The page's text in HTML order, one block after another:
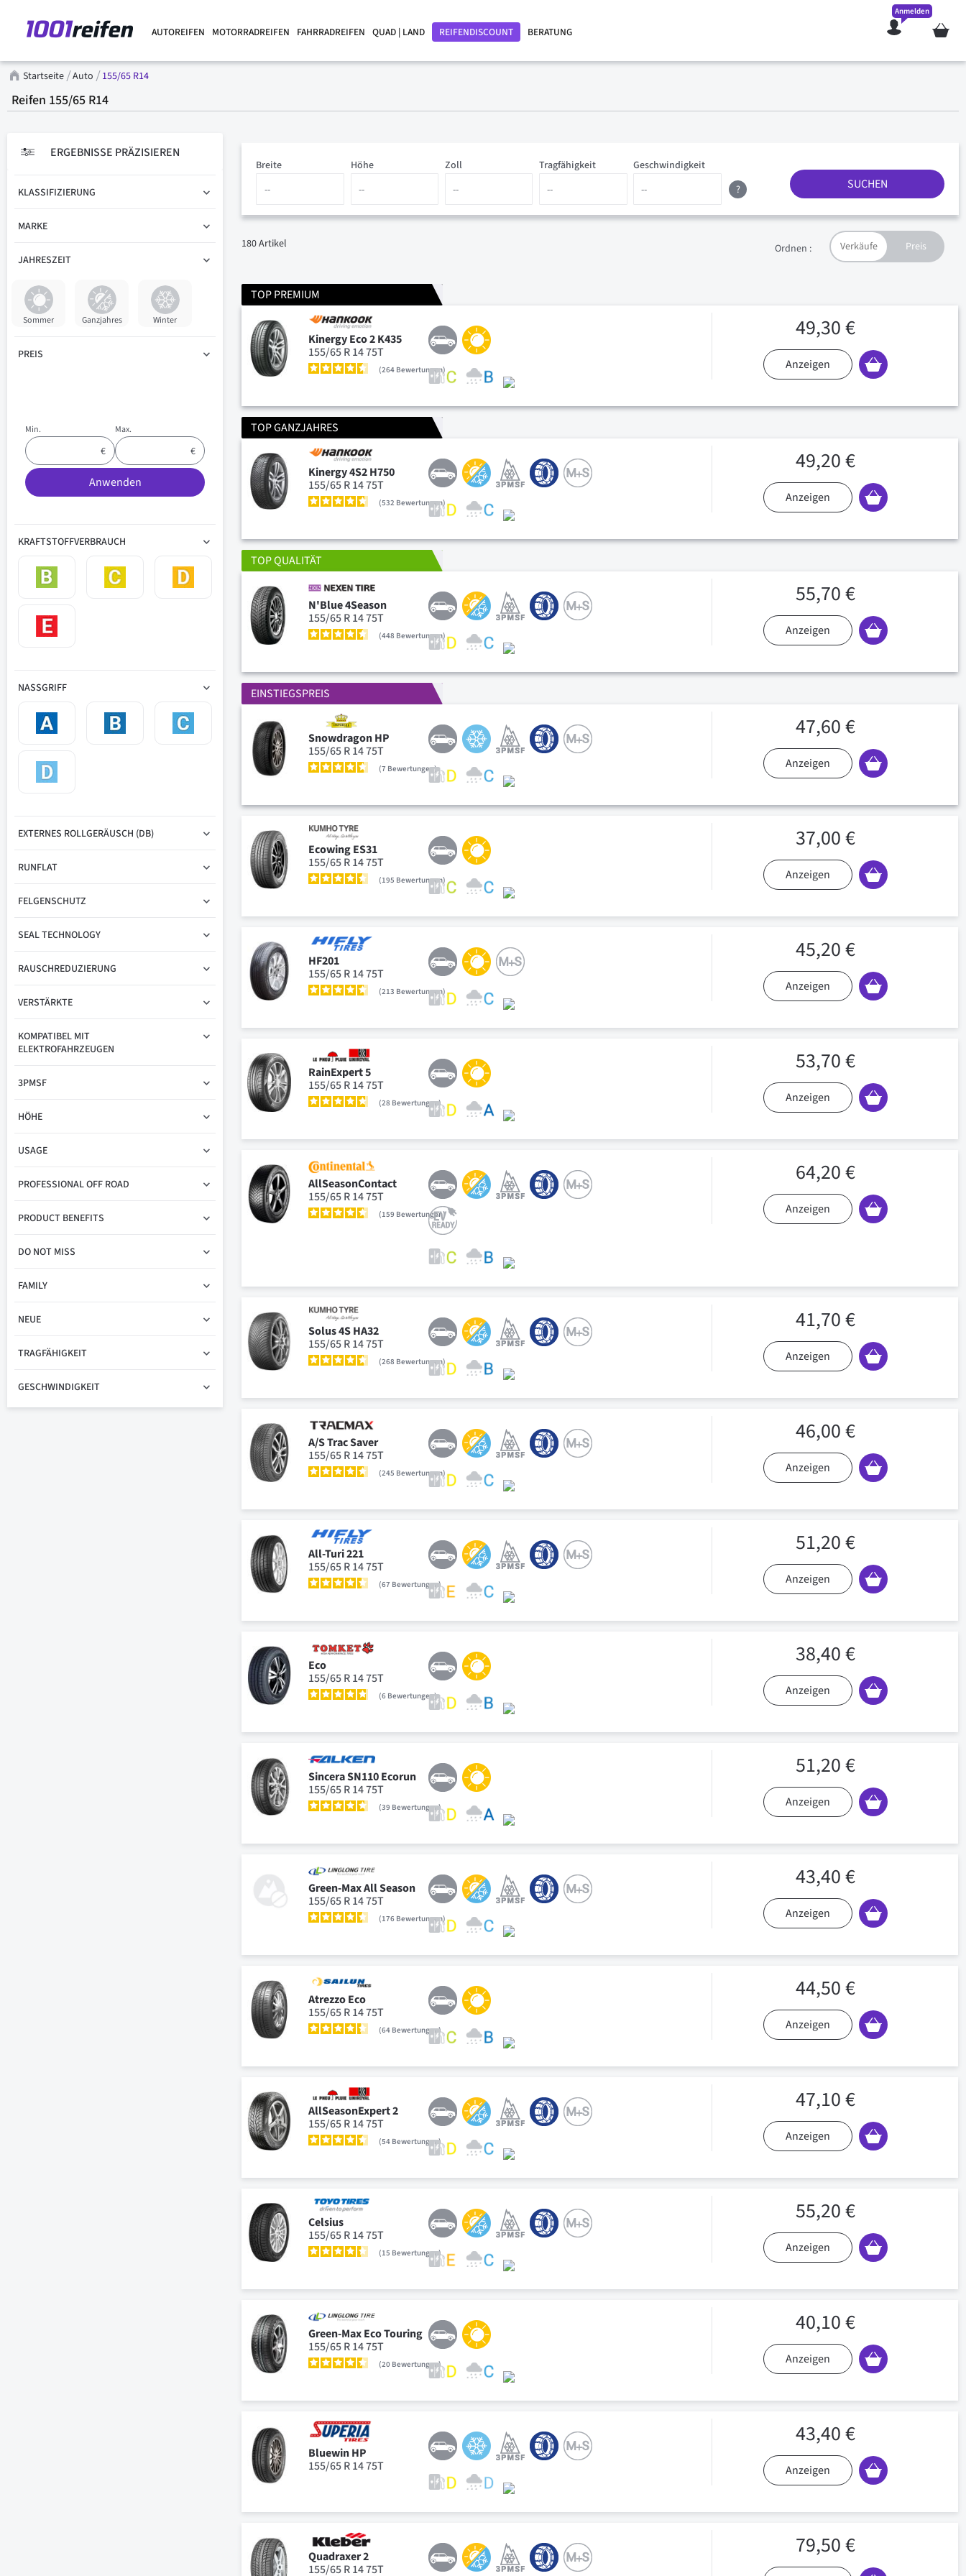
AUTOREIFEN MOTORRADREIFEN FAHRRADREIFEN QUAD | LAND REIFENDISCOUNT BERATUNG Mein
Anmelden
Startseite Auto 155/65 R14
Reifen 155/65 R14
Zoll
Höhe Tragfähigkeit Geschwindigkeit
Breite
?
SUCHEN
180Artikel Ordnen :
TOP PREMIUM
Kinergy Eco 2 K435
155/65 R 14 75T
264 Bewertungen
49,30 €
Anzeigen
TOP GANZJAHRES
Kinergy 4S2 H750
155/65 R 14 75T
532 Bewertungen
49,20 €
Anzeigen
TOP QUALITÄT
N'Blue 4Season
155/65 R 14 75T
448 Bewertungen
55,70 €
Anzeigen
EINSTIEGSPREIS
Snowdragon HP
155/65 R 14 75T
7 Bewertungen
47,60 €
Anzeigen
Ecowing ES31
155/65 R 14 75T
195 Bewertungen
37,00 €
Anzeigen
HF201
155/65 R 14 75T
213 Bewertungen
45,20 €
Anzeigen
RainExpert 5
155/65 R 14 75T
28 Bewertungen
53,70 €
Anzeigen
AllSeasonContact
155/65 R 14 75T
159 Bewertungen
64,20 €
Anzeigen
Solus 4S HA32
155/65 R 14 75T
268 Bewertungen
41,70 €
Anzeigen
A/S Trac Saver
155/65 R 14 75T
245 Bewertungen
46,00 €
Anzeigen
All-Turi 221
155/65 R 14 75T
67 Bewertungen
51,20 €
Anzeigen
Eco
155/65 R 14 75T
6 Bewertungen
38,40 €
Anzeigen
Sincera SN110 Ecorun
155/65 R 14 75T
39 Bewertungen
51,20 €
Anzeigen
Green-Max All Season
155/65 R 14 75T
176 Bewertungen
43,40 €
Anzeigen
Atrezzo Eco
155/65 R 14 75T
64 Bewertungen
44,50 €
Anzeigen
AllSeasonExpert 2
155/65 R 14 75T
54 Bewertungen
47,10 €
Anzeigen
Celsius
155/65 R 14 75T
15 Bewertungen
55,20 €
Anzeigen
Green-Max Eco Touring
155/65 R 14 75T
20 Bewertungen
40,10 €
Anzeigen
Bluewin HP
155/65 R 14 75T
43,40 €
Anzeigen
Quadraxer 2
155/65 R 14 75T
79,50 €
ERGEBNISSE PRÄZISIEREN
KLASSIFIZIERUNG
MARKE
JAHRESZEIT
Sommer Ganzjahres Winter
PREIS
Min. Max.
Anwenden
KRAFTSTOFFVERBRAUCH
NASSGRIFF
EXTERNES ROLLGERÄUSCH (DB)
RUNFLAT
FELGENSCHUTZ
SEAL TECHNOLOGY
RAUSCHREDUZIERUNG
VERSTÄRKTE
KOMPATIBEL MIT
ELEKTROFAHRZEUGEN
3PMSF
HÖHE
USAGE
PROFESSIONAL OFF ROAD
PRODUCT BENEFITS
DO NOT MISS
FAMILY
NEUE
TRAGFÄHIGKEIT
GESCHWINDIGKEIT